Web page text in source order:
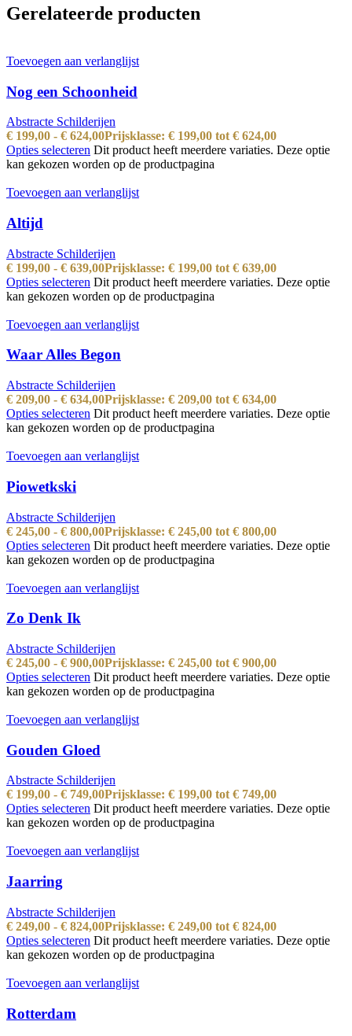
Gerelateerde producten
Toevoegen aan verlanglijst
Nog een Schoonheid
Abstracte Schilderijen
€ 199,00 - € 624,00Prijsklasse: € 199,00 tot € 624,00
Opties selecteren Dit product heeft meerdere variaties. Deze optie
kan gekozen worden op de productpagina
Toevoegen aan verlanglijst
Altijd
Abstracte Schilderijen
€ 199,00 - € 639,00Prijsklasse: € 199,00 tot € 639,00
Opties selecteren Dit product heeft meerdere variaties. Deze optie
kan gekozen worden op de productpagina
Toevoegen aan verlanglijst
Waar Alles Begon
Abstracte Schilderijen
€ 209,00 - € 634,00Prijsklasse: € 209,00 tot € 634,00
Opties selecteren Dit product heeft meerdere variaties. Deze optie
kan gekozen worden op de productpagina
Toevoegen aan verlanglijst
Piowetkski
Abstracte Schilderijen
€ 245,00 - € 800,00Prijsklasse: € 245,00 tot € 800,00
Opties selecteren Dit product heeft meerdere variaties. Deze optie
kan gekozen worden op de productpagina
Toevoegen aan verlanglijst
Zo Denk Ik
Abstracte Schilderijen
€ 245,00 - € 900,00Prijsklasse: € 245,00 tot € 900,00
Opties selecteren Dit product heeft meerdere variaties. Deze optie
kan gekozen worden op de productpagina
Toevoegen aan verlanglijst
Gouden Gloed
Abstracte Schilderijen
€ 199,00 - € 749,00Prijsklasse: € 199,00 tot € 749,00
Opties selecteren Dit product heeft meerdere variaties. Deze optie
kan gekozen worden op de productpagina
Toevoegen aan verlanglijst
Jaarring
Abstracte Schilderijen
€ 249,00 - € 824,00Prijsklasse: € 249,00 tot € 824,00
Opties selecteren Dit product heeft meerdere variaties. Deze optie
kan gekozen worden op de productpagina
Toevoegen aan verlanglijst
Rotterdam